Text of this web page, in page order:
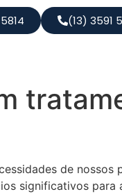
(13) 3591
de nossos
significativos para